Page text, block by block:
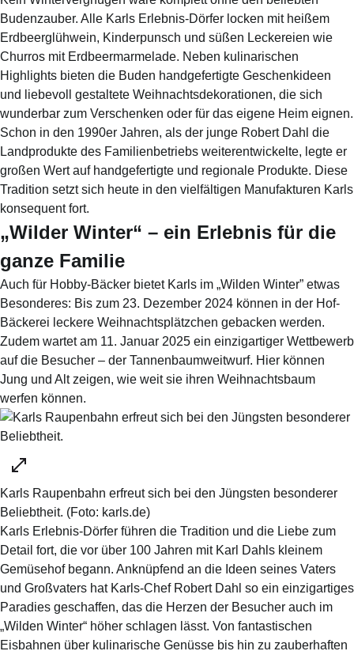
Budenzauber. Alle Karls Erlebnis-Dörfer locken mit heißem
Erdbeerglühwein, Kinderpunsch und süßen Leckereien wie
Churros mit Erdbeermarmelade. Neben kulinarischen
Highlights bieten die Buden handgefertigte Geschenkideen
und liebevoll gestaltete Weihnachtsdekorationen, die sich
wunderbar zum Verschenken oder für das eigene Heim eignen.
Schon in den 1990er Jahren, als der junge Robert Dahl die
Landprodukte des Familienbetriebs weiterentwickelte, legte er
großen Wert auf handgefertigte und regionale Produkte. Diese
Tradition setzt sich heute in den vielfältigen Manufakturen Karls
konsequent fort.
„Wilder Winter“ – ein Erlebnis für die
ganze Familie
Auch für Hobby-Bäcker bietet Karls im „Wilden Winter” etwas
Besonderes: Bis zum 23. Dezember 2024 können in der Hof-
Bäckerei leckere Weihnachtsplätzchen gebacken werden.
Zudem wartet am 11. Januar 2025 ein einzigartiger Wettbewerb
auf die Besucher – der Tannenbaumweitwurf. Hier können
Jung und Alt zeigen, wie weit sie ihren Weihnachtsbaum
werfen können.
Karls Raupenbahn erfreut sich bei den Jüngsten besonderer
Beliebtheit. (Foto: karls.de)
Karls Erlebnis-Dörfer führen die Tradition und die Liebe zum
Detail fort, die vor über 100 Jahren mit Karl Dahls kleinem
Gemüsehof begann. Anknüpfend an die Ideen seines Vaters
und Großvaters hat Karls-Chef Robert Dahl so ein einzigartiges
Paradies geschaffen, das die Herzen der Besucher auch im
„Wilden Winter“ höher schlagen lässt. Von fantastischen
Eisbahnen über kulinarische Genüsse bis hin zu zauberhaften